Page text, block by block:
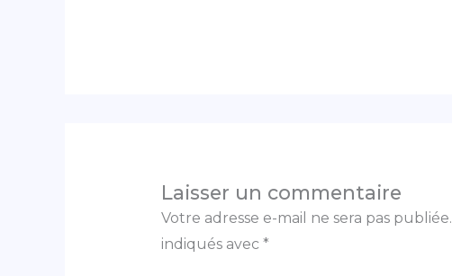
Laisser un commentaire
Votre adresse e-mail ne sera pas publiée.
indiqués avec *